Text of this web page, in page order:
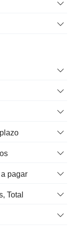
pagar
Total